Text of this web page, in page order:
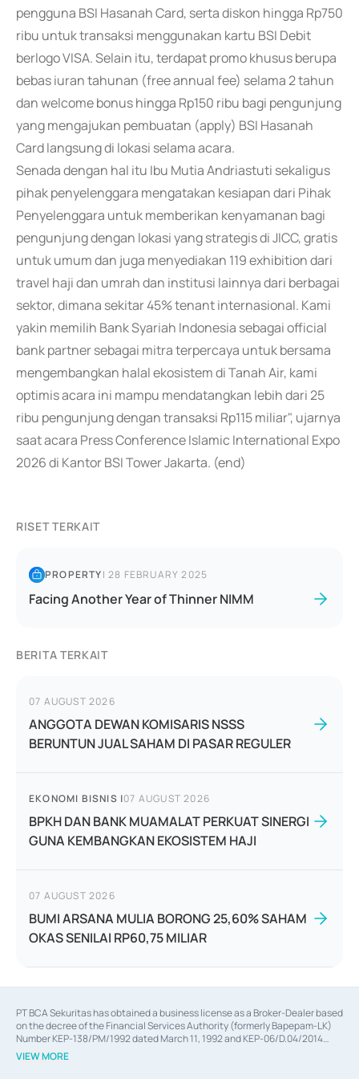
pengguna BSI Hasanah Card, serta diskon hingga Rp750
ribu untuk transaksi menggunakan kartu BSI Debit
berlogo VISA. Selain itu, terdapat promo khusus berupa
bebas iuran tahunan (free annual fee) selama 2 tahun
dan welcome bonus hingga Rp150 ribu bagi pengunjung
yang mengajukan pembuatan (apply) BSI Hasanah
Card langsung di lokasi selama acara.
Senada dengan hal itu Ibu Mutia Andriastuti sekaligus
pihak penyelenggara mengatakan kesiapan dari Pihak
Penyelenggara untuk memberikan kenyamanan bagi
pengunjung dengan lokasi yang strategis di JICC, gratis
untuk umum dan juga menyediakan 119 exhibition dari
travel haji dan umrah dan institusi lainnya dari berbagai
sektor, dimana sekitar 45% tenant internasional. Kami
yakin memilih Bank Syariah Indonesia sebagai official
bank partner sebagai mitra terpercaya untuk bersama
mengembangkan halal ekosistem di Tanah Air, kami
optimis acara ini mampu mendatangkan lebih dari 25
ribu pengunjung dengan transaksi Rp115 miliar", ujarnya
saat acara Press Conference Islamic International Expo
2026 di Kantor BSI Tower Jakarta. (end)
RISET TERKAIT
PROPERTY|28 FEBRUARY 2025
Facing Another Year of Thinner NIMM
BERITA TERKAIT
07 AUGUST 2026
ANGGOTA DEWAN KOMISARIS NSSS
BERUNTUN JUAL SAHAM DI PASAR REGULER
EKONOMI BISNIS |07 AUGUST 2026
BPKH DAN BANK MUAMALAT PERKUAT SINERGI
GUNA KEMBANGKAN EKOSISTEM HAJI
07 AUGUST 2026
BUMI ARSANA MULIA BORONG 25,60% SAHAM
OKAS SENILAI RP60,75 MILIAR
PT BCA Sekuritas has obtained a business license as a Broker-Dealer based
on the decree of the Financial Services Authority (formerly Bapepam-LK)
Number KEP-138/PM/1992 dated March 11, 1992 and KEP-06/D.04/2014
dated February 28, 2014, a business license as an Underwriter based on the
decree of the Financial Services Authority Number KEP-12/PM/PEE/1997
VIEW MORE